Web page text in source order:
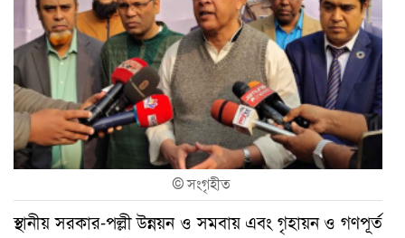
©সংগৃহীত
স্থানীয় সরকার-পল্লী উন্নয়ন ও সমবায় এবং গৃহায়ন ও গণপূর্ত